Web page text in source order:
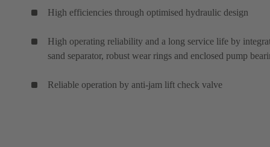
High efficiencies through optimised hydraulic design
High operating reliability and a long service life by
sand separator, robust wear rings and enclosed pump
Reliable operation by anti-jam lift check valve